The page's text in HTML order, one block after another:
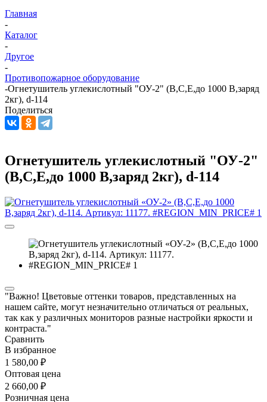
Главная
-
Каталог
-
Другое
-
Противопожарное оборудование
-Огнетушитель углекислотный "ОУ-2" (В,С,Е,до 1000 В,заряд
2кг), d-114
Поделиться
Огнетушитель углекислотный "ОУ-2"
(В,С,Е,до 1000 В,заряд 2кг), d-114
"Важно! Цветовые оттенки товаров, представленных на
нашем сайте, могут незначительно отличаться от реальных,
так как у различных мониторов разные настройки яркости и
контраста."
Сравнить
В избранное
1 580,00 ₽
Оптовая цена
2 660,00 ₽
Розничная цена